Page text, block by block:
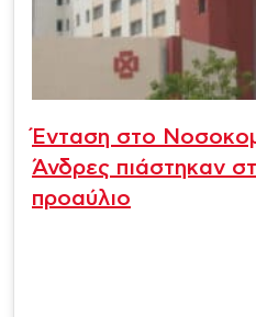
Ένταση στο
Άνδρες πιάστηκαν
προαύλιο